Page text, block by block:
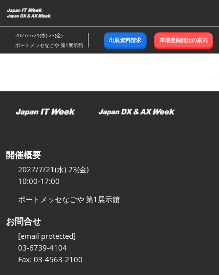
キ
ッ
し
む
2027/7/21(水)-23(金)
ポートメッセなごや 第1展示館
出展資料請求 来場登録開始の案内
開催概要
2027/7/21(水)-23(金)
10:00-17:00
ポートメッセなごや 第1展示館
お問合せ
[email protected]
03-6739-4104
Fax: 03-4563-2100